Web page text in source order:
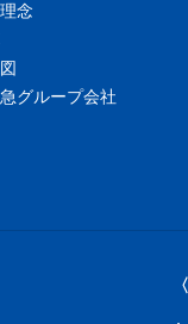
念
グループ会社